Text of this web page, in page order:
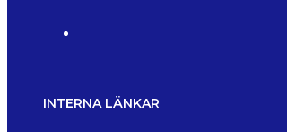
INTERNA LÄNKAR